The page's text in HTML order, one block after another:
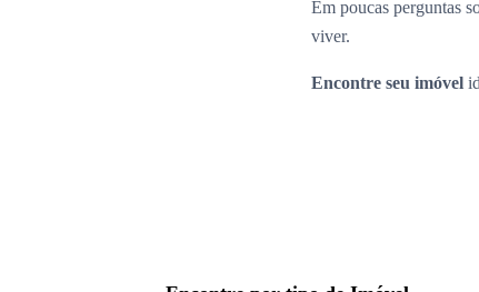
Em poucas perguntas
viver.
Encontre seu imóvel